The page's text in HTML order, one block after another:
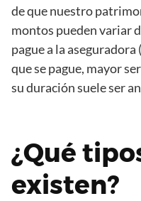
de que nuestro
montos pueden variar
pague a la
que se pague, mayor
su duración suele ser
¿Qué
existen?